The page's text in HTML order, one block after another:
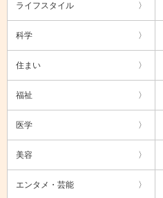
ライフスタイル
科学
住まい
福祉
医学
美容
エンタメ・芸能